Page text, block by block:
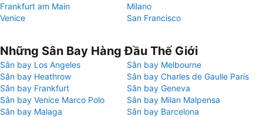
Frankfurt am Main
Milano
Venice
San Francisco
Những Sân Bay Hàng Đầu Thế Giới
Sân bay Los Angeles
Sân bay Melbourne
Sân bay Heathrow
Sân bay Charles de Gaulle Paris
Sân bay Frankfurt
Sân bay Geneva
Sân bay Venice Marco Polo
Sân bay Milan Malpensa
Sân bay Malaga
Sân bay Barcelona